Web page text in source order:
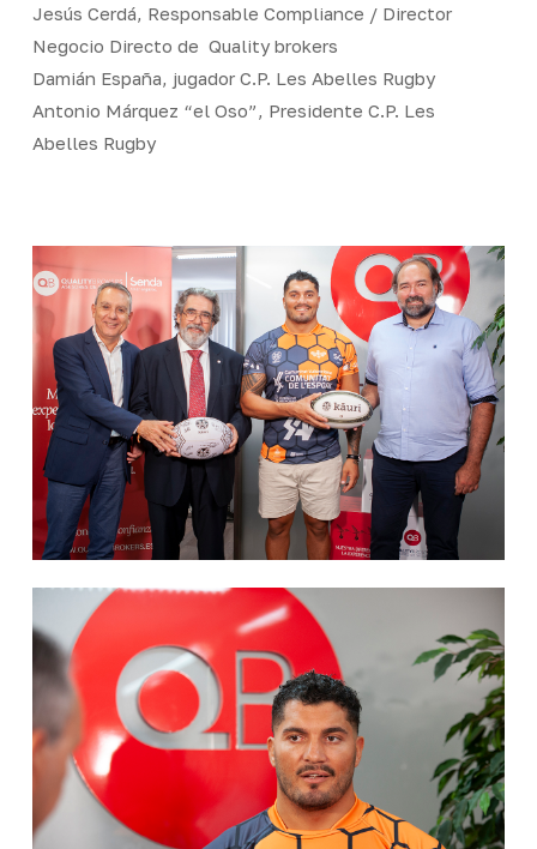
Jesús Cerdá, Responsable Compliance / Director
Negocio Directo de Quality brokers
Damián España, jugador C.P. Les Abelles Rugby
Antonio Márquez “el Oso”, Presidente C.P. Les
Abelles Rugby